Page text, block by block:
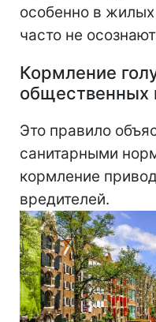
особенно в
часто не
Кормление
общественных
Это правило
санитарными
кормление
вредителей.